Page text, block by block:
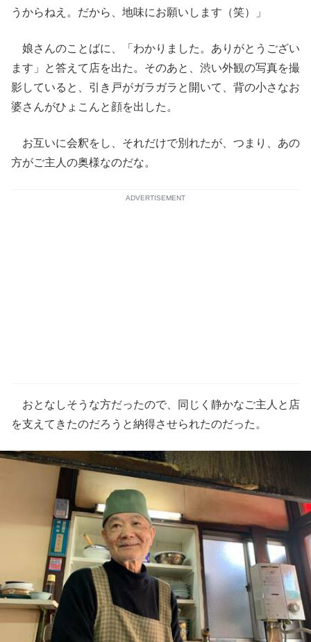
うからねえ。だから、地味にお願いします（笑）」
娘さんのことばに、「わかりました。ありがとうござい
ます」と答えて店を出た。そのあと、渋い外観の写真を撮
影していると、引き戸がガラガラと開いて、背の小さなお
婆さんがひょこんと顔を出した。
お互いに会釈をし、それだけで別れたが、つまり、あの
方がご主人の奥様なのだな。
ADVERTISEMENT
おとなしそうな方だったので、同じく静かなご主人と店
を支えてきたのだろうと納得させられたのだった。